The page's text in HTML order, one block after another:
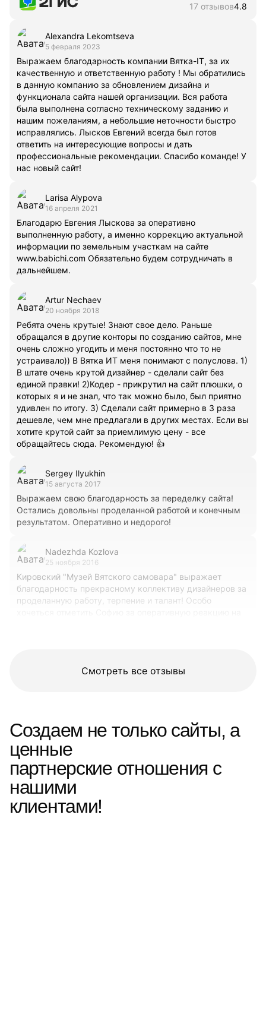
17 отзывов4.8
Alexandra Lekomtseva
5 февраля 2023
Выражаем благодарность компании Вятка-IT, за их
качественную и ответственную работу ! Мы обратились
в данную компанию за обновлением дизайна и
функционала сайта нашей организации. Вся работа
была выполнена согласно техническому заданию и
нашим пожеланиям, а небольшие неточности быстро
исправлялись. Лысков Евгений всегда был готов
ответить на интересующие вопросы и дать
профессиональные рекомендации. Спасибо команде! У
нас новый сайт!
Larisa Alypova
16 апреля 2021
Благодарю Евгения Лыскова за оперативно
выполненную работу, а именно коррекцию актуальной
информации по земельным участкам на сайте
www.babichi.com Обязательно будем сотрудничать в
дальнейшем.
Artur Nechaev
20 ноября 2018
Ребята очень крутые! Знают свое дело. Раньше
обращался в другие конторы по созданию сайтов, мне
очень сложно угодить и меня постоянно что то не
устраивало)) В Вятка ИТ меня понимают с полуслова. 1)
В штате очень крутой дизайнер - сделали сайт без
единой правки! 2)Кодер - прикрутил на сайт плюшки, о
которых я и не знал, что так можно было, был приятно
удивлен по итогу. 3) Сделали сайт примерно в 3 раза
дешевле, чем мне предлагали в других местах. Если вы
хотите крутой сайт за приемлимую цену - все
обращайтесь сюда. Рекомендую! 👍
Sergey Ilyukhin
15 августа 2017
Выражаем свою благодарность за переделку сайта!
Остались довольны проделанной работой и конечным
результатом. Оперативно и недорого!
Nadezhda Kozlova
25 ноября 2016
Кировский "Музей Вятского самовара" выражает
благодарность прекрасному коллективу дизайнеров за
проделанную работу, терпение и талант! Особо
Смотреть все отзывы
Создаем не только сайты, а
ценные
партнерские отношения с
нашими
клиентами!